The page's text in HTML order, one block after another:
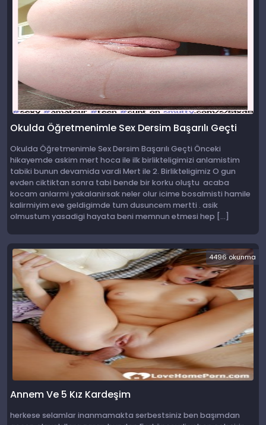
Okulda Öğretmenimle Sex Dersim Başarılı Geçti
Okulda Öğretmenimle Sex Dersim Başarılı Geçti Önceki
hikayemde askim mert hoca ile ilk birlikteligimizi anlamistim
tabiki bunun devamida vardi Mert ile 2. Birlikteligimiz O gun
evden ciktiktan sonra tabi bende bir korku oluştu acaba
kocam anlarmi yakalanirsak neler olur icime bosalmisti hamile
kalirmiyim eve geldigimde tum dusuncem mertti . asik
olmustum yasadigi hayata beni memnun etmesi hep […]
4496 okunma
Annem Ve 5 Kız Kardeşim
herkese selamlar inanmamakta serbestsiniz ben başımdan